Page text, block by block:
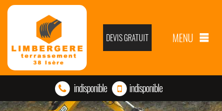
DEVIS GRATUIT MENU
indisponible indisponible